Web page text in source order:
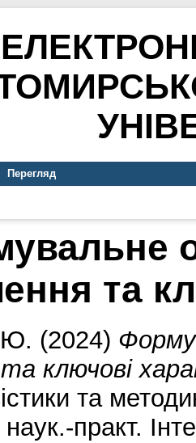
Перегляд
та
Ю. (2024)
ключові
та
наук.-практ.